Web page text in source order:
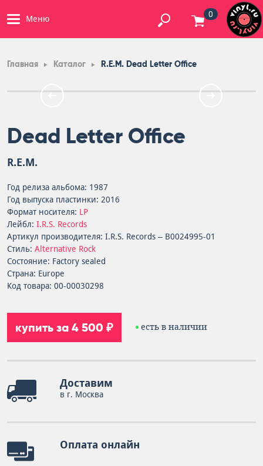
Меню 0
Главная Каталог R.E.M. Dead Letter Office
Dead Letter Office
R.E.M.
Год релиза альбома: 1987
Год выпуска пластинки: 2016
Формат носителя: LP
Лейбл: I.R.S. Records
Артикул производителя: I.R.S. Records – B0024995-01
Стиль: Alternative Rock
Состояние: Factory sealed
Страна: Europe
Код товара: 00-00030298
купить за 4 500 ₽ есть в наличии
Доставим
в г. Москва
Оплата онлайн